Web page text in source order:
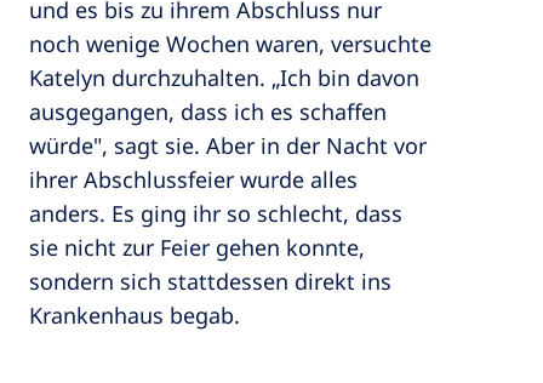
und es bis zu ihrem Abschluss nur
noch wenige Wochen waren, versuchte
Katelyn durchzuhalten. „Ich bin davon
ausgegangen, dass ich es schaffen
würde", sagt sie. Aber in der Nacht vor
ihrer Abschlussfeier wurde alles
anders. Es ging ihr so schlecht, dass
sie nicht zur Feier gehen konnte,
sondern sich stattdessen direkt ins
Krankenhaus begab.